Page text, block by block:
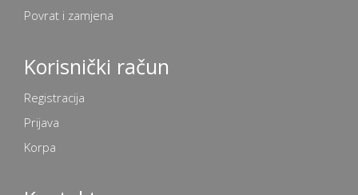
Povrat i zamjena
Korisnički račun
Registracija
Prijava
Korpa